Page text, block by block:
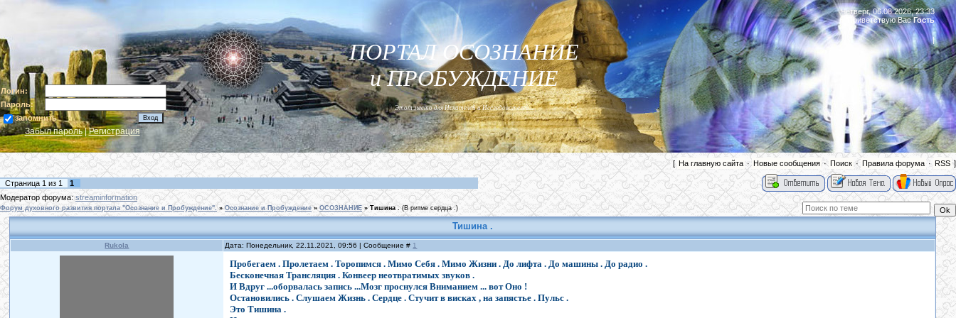
Логин:
Пароль:
запомнить
Забыл пароль|Регистрация
ПОРТАЛ ОСОЗНАНИЕ
и ПРОБУЖДЕНИЕ
Этот место для Искателей и Исследователей...
Четверг, 06.08.2026, 23:33
Приветствую ВасГость
|
[ На главную сайта · Новые сообщения· Поиск · Правила форума · RSS ]
Страница 1 из 1
1
Модератор форума:streaminformation
Форум духовного развития портала "Осознание и Пробуждение". » Осознание и Пробуждение » ОСОЗНАНИЕ » Тишина . (В ритме сердца .)
Тишина .
Rukola Дата: Понедельник, 22.11.2021, 09:56 | Сообщение # 1
Пробегаем . Пролетаем . Торопимся . Мимо Себя . Мимо Жизни . До лифта . До машины . До радио .
Бесконечная Трансляция . Конвеер неотвратимых звуков .
И Вдруг ...оборвалась запись ...Мозг проснулся Вниманием ... вот Оно !
Остановились . Слушаем Жизнь . Сердце . Стучит в висках , на запястье . Пульс .
Это Тишина .